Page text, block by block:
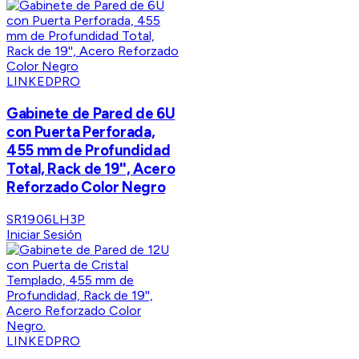
LINKEDPRO
Gabinete de Pared de 6U
con Puerta Perforada,
455 mm de Profundidad
Total, Rack de 19'', Acero
Reforzado Color Negro
SR1906LH3P
Iniciar Sesión
LINKEDPRO